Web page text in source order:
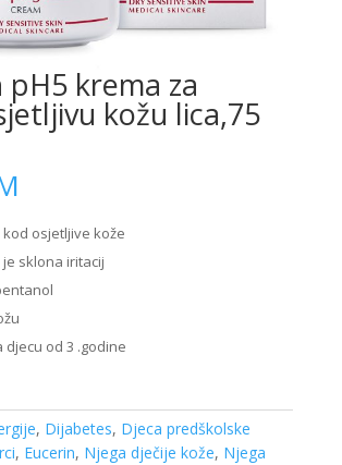
pH5 krema za
kožu lica,75
osjetljive kože
sklona iritacij
djecu od 3 .godine
, Dijabetes, Djeca predškolske
, Eucerin, Njega dječije kože, Njega